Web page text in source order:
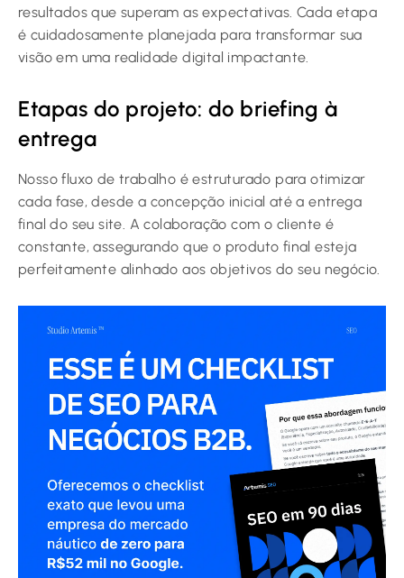
resultados que superam as expectativas. Cada etapa
é cuidadosamente planejada para transformar sua
visão em uma realidade digital impactante.
Etapas do projeto: do briefing à
entrega
Nosso fluxo de trabalho é estruturado para otimizar
cada fase, desde a concepção inicial até a entrega
final do seu site. A colaboração com o cliente é
constante, assegurando que o produto final esteja
perfeitamente alinhado aos objetivos do seu negócio.